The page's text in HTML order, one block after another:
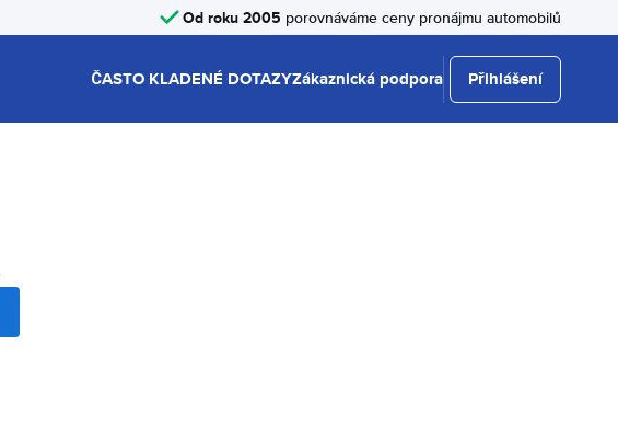
Od roku 2005 porovnáváme ceny pronájmu automobilů
ČASTO KLADENÉ DOTAZYZákaznická podpora Přihlášení